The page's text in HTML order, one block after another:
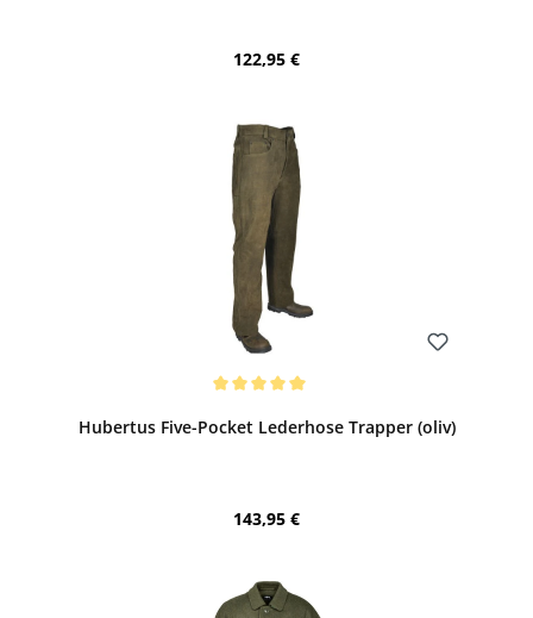
Regulärer Preis:
122,95 €
Hubertus Five-Pocket Lederhose Trapper (oliv)
Regulärer Preis:
143,95 €